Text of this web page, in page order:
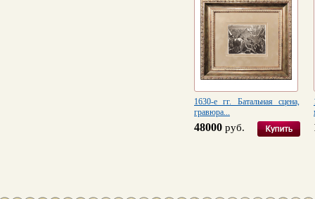
1630-е гг. Батальная сцена,
гравюра...
48000 руб.